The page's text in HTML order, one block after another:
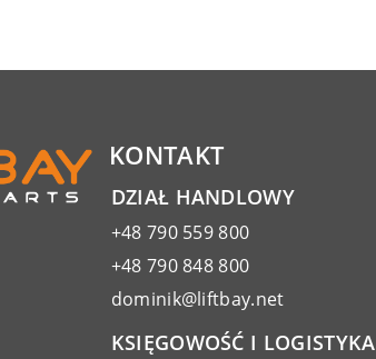
KONTAKT
DZIAŁ HANDLOWY
+48 790 559 800
+48 790 848 800
dominik@liftbay.net
KSIĘGOWOŚĆ I LOGISTYKA